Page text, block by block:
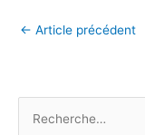
← Article précédent